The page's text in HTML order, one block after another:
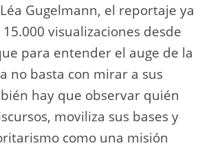
Gugelmann, el reportaje ya
visualizaciones desde
para entender el auge de la
no basta con mirar a sus
hay que observar quién
moviliza sus bases y
como una misión